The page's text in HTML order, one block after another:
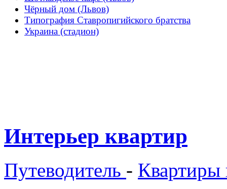
Чёрный дом (Львов)
Типография Ставропигийского братства
Украина (стадион)
Интерьер квартир
Путеводитель - Квартиры